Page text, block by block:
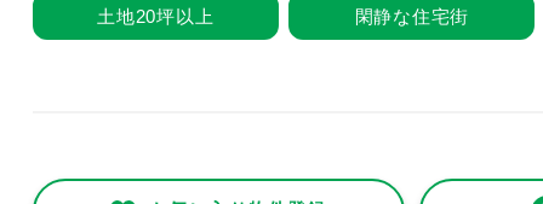
土地20坪以上 閑静な住宅街